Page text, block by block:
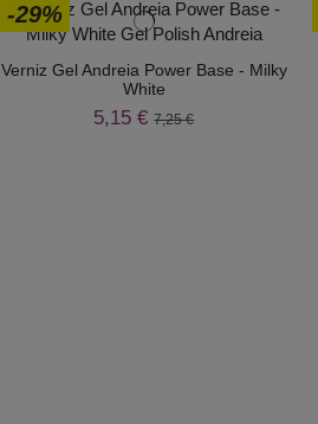
-29%
Verniz Gel Andreia Power Base - Milky
White
5,15 €7,25 €